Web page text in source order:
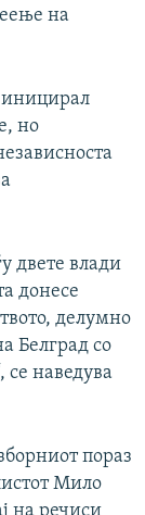
на
но
двете влади
донесе
делумно
Белград со
наведува
пораз
Мило